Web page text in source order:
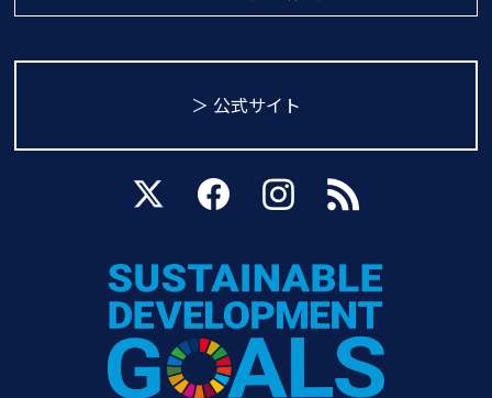
＞ 公式サイト